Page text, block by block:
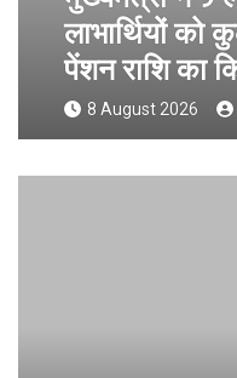
लाभार्थियों को
पेंशन राशि का
8 August 2026